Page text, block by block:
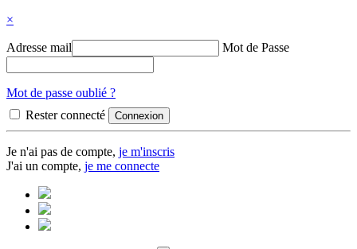
×
Adresse mail Mot de Passe
Mot de passe oublié ?
Rester connecté
Je n'ai pas de compte, je m'inscris
J'ai un compte, je me connecte